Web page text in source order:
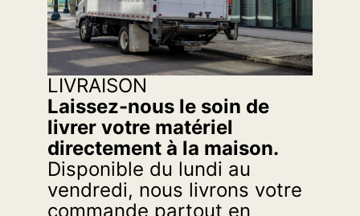
LIVRAISON
Laissez-nous le soin de
livrer votre matériel
directement à la maison.
Disponible du lundi au
vendredi, nous livrons votre
commande partout en